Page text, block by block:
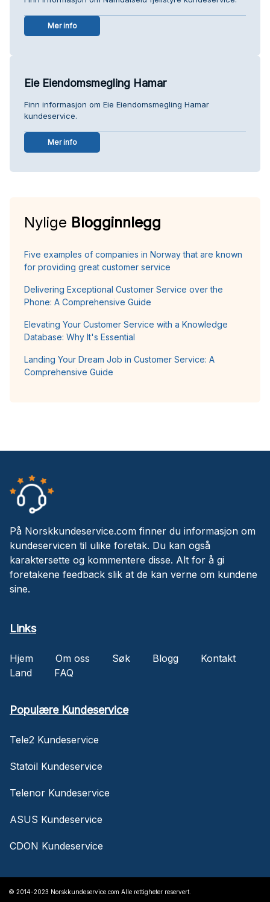
Mer info
Eie Eiendomsmegling Hamar
Finn informasjon om Eie Eiendomsmegling Hamar
kundeservice.
Mer info
Nylige Blogginnlegg
Five examples of companies in Norway that are known
for providing great customer service
Delivering Exceptional Customer Service over the
Phone: A Comprehensive Guide
Elevating Your Customer Service with a Knowledge
Database: Why It's Essential
Landing Your Dream Job in Customer Service: A
Comprehensive Guide
På Norskkundeservice.com finner du informasjon om
kundeservicen til ulike foretak. Du kan også
karaktersette og kommentere disse. Alt for å gi
foretakene feedback slik at de kan verne om kundene
sine.
Links
Hjem Om oss Søk Blogg
Kontakt
Land
FAQ
Populære Kundeservice
Tele2 Kundeservice
Statoil Kundeservice
Telenor Kundeservice
ASUS Kundeservice
CDON Kundeservice
© 2014-2023 Norskkundeservice.com Alle rettigheter reservert.